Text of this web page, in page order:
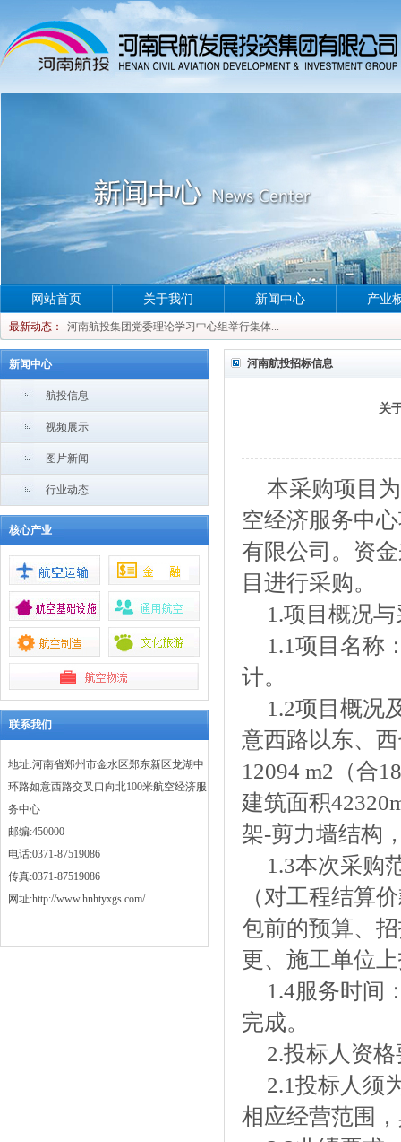
网站首页
最新动态：
河南航投集团党委理论学习中心组举行集体...
河南航投集团党委理论学习中心组举行集体...
河南航投集团党委理论学习中心组举行集体...
河南航投集团党委理论学习中心组举行集体...
关于我们 新闻中心 产业
新闻中心
航投信息
视频展示
图片新闻
行业动态
核心产业
联系我们
地址:河南省郑州市金水区郑东新区龙湖中
环路如意西路交叉口向北100米航空经济服
务中心
邮编:450000
电话:0371-87519086
传真:0371-87519086
网址:http://www.hnhtyxgs.com/
河南航投招标信息
关
本采购项目
空经济服务中
有限公司。资
目进行采购。
1.项目概况
1.1项目名称
计。
1.2项目概况
意西路以东、
12094 m2（合
建筑面积
架-剪力墙结构
1.3本次采购
（对工程结算
包前的预算、
更、施工单位
1.4服务时间
完成。
2.投标人资
2.1投标人须
相应经营范围